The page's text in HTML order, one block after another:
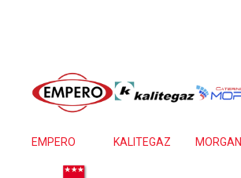
EMPERO KALITEGAZ MORGAN